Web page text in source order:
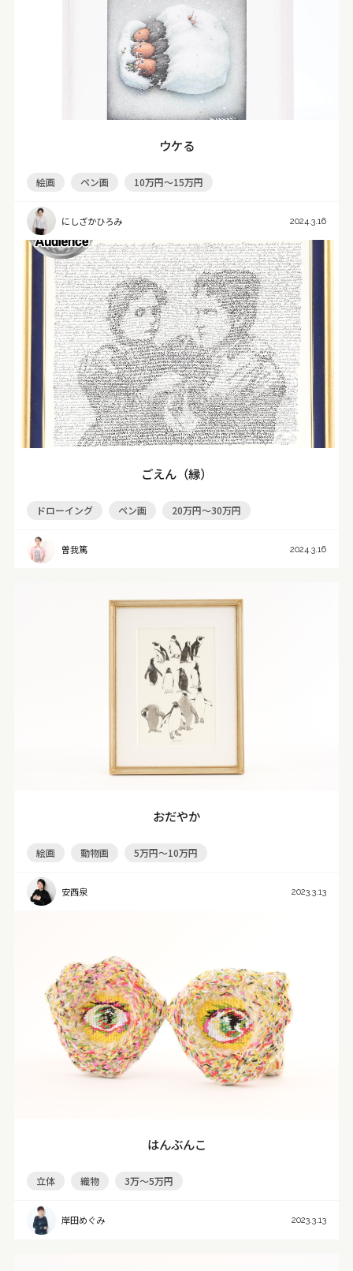
ウケる
絵画 ペン画 10万円～15万円
にしざかひろみ 2024.3.16
ごえん（縁）
ドローイング ペン画 20万円～30万円
曽我篤 2024.3.16
おだやか
絵画 動物画 5万円～10万円
安西泉 2023.3.13
はんぶんこ
立体 織物 3万～5万円
岸田めぐみ 2023.3.13